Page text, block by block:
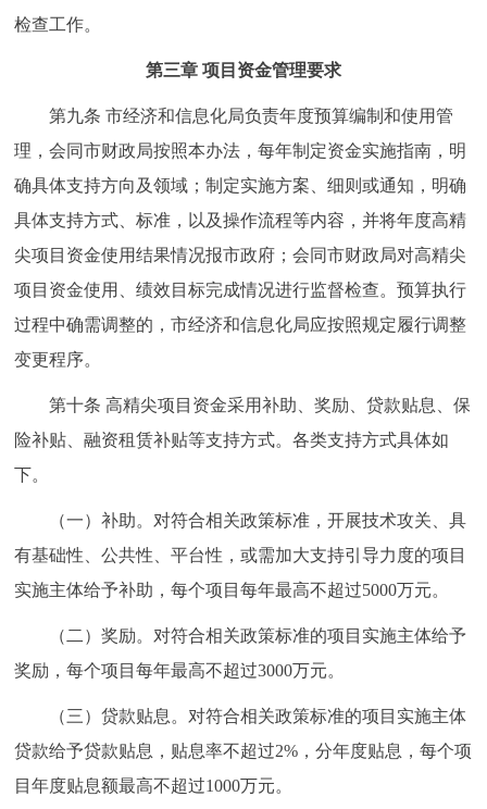
检查工作。
第三章 项目资金管理要求
第九条 市经济和信息化局负责年度预算编制和使用管
理，会同市财政局按照本办法，每年制定资金实施指南，明
确具体支持方向及领域；制定实施方案、细则或通知，明确
具体支持方式、标准，以及操作流程等内容，并将年度高精
尖项目资金使用结果情况报市政府；会同市财政局对高精尖
项目资金使用、绩效目标完成情况进行监督检查。预算执行
过程中确需调整的，市经济和信息化局应按照规定履行调整
变更程序。
第十条 高精尖项目资金采用补助、奖励、贷款贴息、保
险补贴、融资租赁补贴等支持方式。各类支持方式具体如
下。
（一）补助。对符合相关政策标准，开展技术攻关、具
有基础性、公共性、平台性，或需加大支持引导力度的项目
实施主体给予补助，每个项目每年最高不超过5000万元。
（二）奖励。对符合相关政策标准的项目实施主体给予
奖励，每个项目每年最高不超过3000万元。
（三）贷款贴息。对符合相关政策标准的项目实施主体
贷款给予贷款贴息，贴息率不超过2%，分年度贴息，每个项
目年度贴息额最高不超过1000万元。